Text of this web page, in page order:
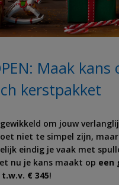
Maak kans
kerstpakket
om jouw
niet te simpel zijn,
eindig je vaak met
nu je kans maakt op een
€ 345!